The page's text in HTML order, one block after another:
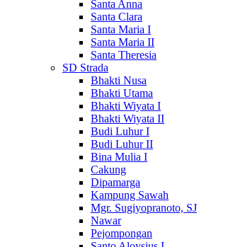
Santa Anna
Santa Clara
Santa Maria I
Santa Maria II
Santa Theresia
SD Strada
Bhakti Nusa
Bhakti Utama
Bhakti Wiyata I
Bhakti Wiyata II
Budi Luhur I
Budi Luhur II
Bina Mulia I
Cakung
Dipamarga
Kampung Sawah
Mgr. Sugiyopranoto, SJ
Nawar
Pejompongan